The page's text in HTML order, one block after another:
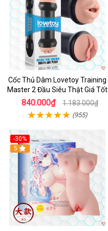
Cốc Thủ Dâm Lovetoy Training
Master 2 Đầu Siêu Thật Giá Tốt
840.000₫ 1.183.000₫
(955)
-30%
Hot
5